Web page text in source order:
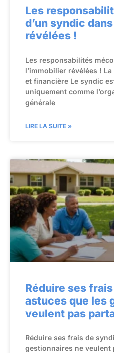
Les
d’un syndic
révélées !
Les responsabilités
l’immobilier révélées !
et financière Le syndic
uniquement comme
générale
LIRE LA SUITE »
Réduire ses
astuces que les
veulent pas
Réduire ses frais de
gestionnaires ne veulent